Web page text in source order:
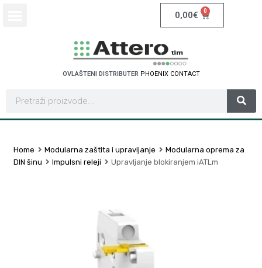
0,00€ 0
OVLAŠTENI DISTRIBUTER PHOENIX CONTACT
Home Modularna zaštita i upravljanje
Modularna oprema za
DIN šinu
Impulsni releji Upravljanje blokiranjem iATLm